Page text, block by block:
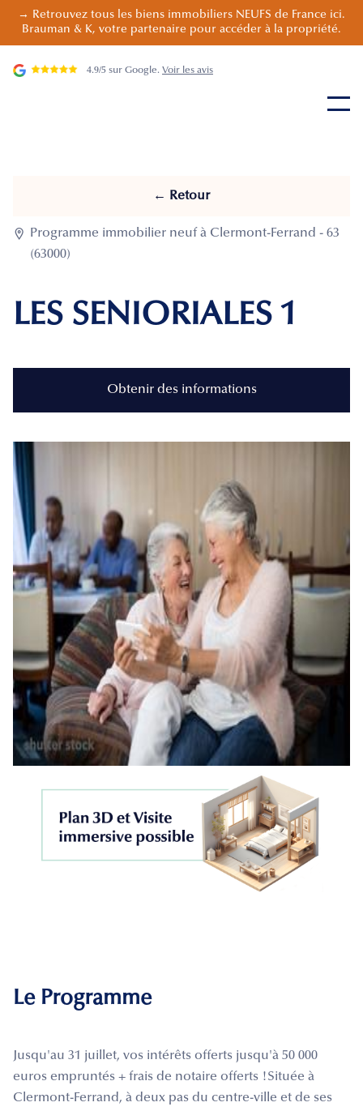
→ Retrouvez tous les biens immobiliers NEUFS de France ici.
Brauman & K, votre partenaire pour accéder à la propriété.
4.9/5 sur Google. Voir les avis
← Retour

Programme immobilier neuf à Clermont-Ferrand - 63
(63000)
LES SENIORIALES 1
Obtenir des informations
Le Programme
Jusqu'au 31 juillet, vos intérêts offerts jusqu'à 50 000
euros empruntés + frais de notaire offerts !Située à
Clermont-Ferrand, à deux pas du centre-ville et de ses